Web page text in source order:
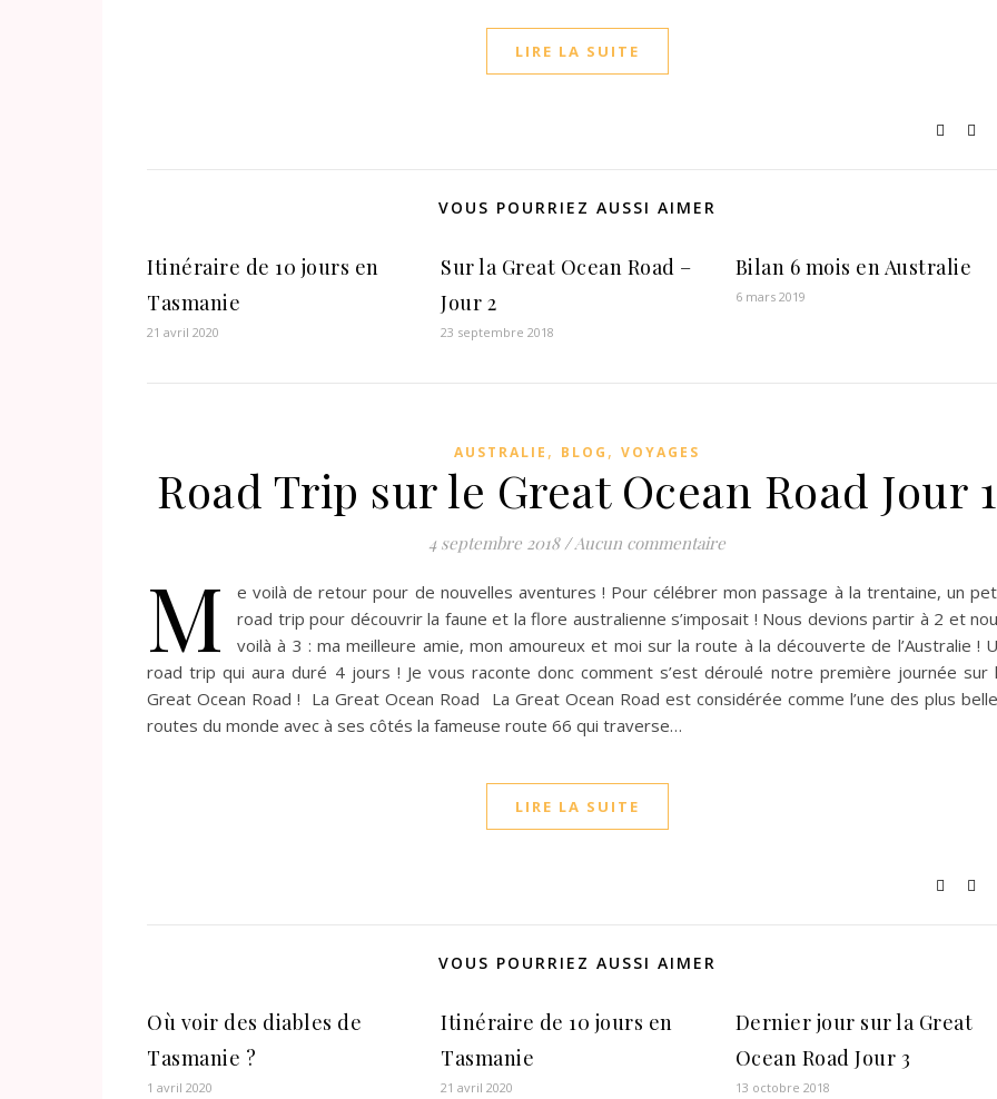
LIRE LA SUITE
VOUS POURRIEZ AUSSI AIMER
Itinéraire de 10 jours en
Tasmanie
21 avril 2020
Sur la Great Ocean Road –
Jour 2
23 septembre 2018
Bilan 6 mois en Australie
6 mars 2019
AUSTRALIE , BLOG , VOYAGES
Road Trip sur le Great Ocean Road Jour 1
4 septembre 2018 /Aucun commentaire
M
e voilà de retour pour de nouvelles aventures ! Pour célébrer mon passage à la trentaine, un
road trip pour découvrir la faune et la flore australienne s’imposait ! Nous devions partir à 2 et
voilà à 3 : ma meilleure amie, mon amoureux et moi sur la route à la découverte de l’Australie !
road trip qui aura duré 4 jours ! Je vous raconte donc comment s’est déroulé notre première journée sur
Great Ocean Road ! La Great Ocean Road La Great Ocean Road est considérée comme l’une des plus
routes du monde avec à ses côtés la fameuse route 66 qui traverse…
LIRE LA SUITE
VOUS POURRIEZ AUSSI AIMER
Où voir des diables de
Tasmanie ?
1 avril 2020
Itinéraire de 10 jours en
Tasmanie
21 avril 2020
Dernier jour sur la Great
Ocean Road Jour 3
13 octobre 2018